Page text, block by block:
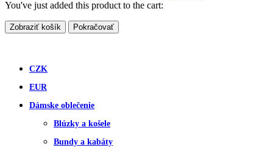
You've just added this product to the cart:
Zobraziť košík Pokračovať
CZK
EUR
Dámske oblečenie
Blúzky a košele
Bundy a kabáty